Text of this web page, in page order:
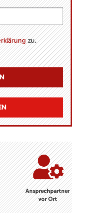
zu.
Ansprechpartner
vor Ort